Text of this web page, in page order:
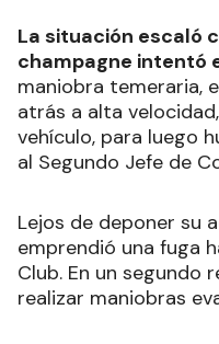
La situación escaló
champagne intentó
maniobra temeraria,
atrás a alta
vehículo, para luego
al Segundo Jefe de
Lejos de deponer su
emprendió una fuga
Club. En un segundo
realizar maniobras